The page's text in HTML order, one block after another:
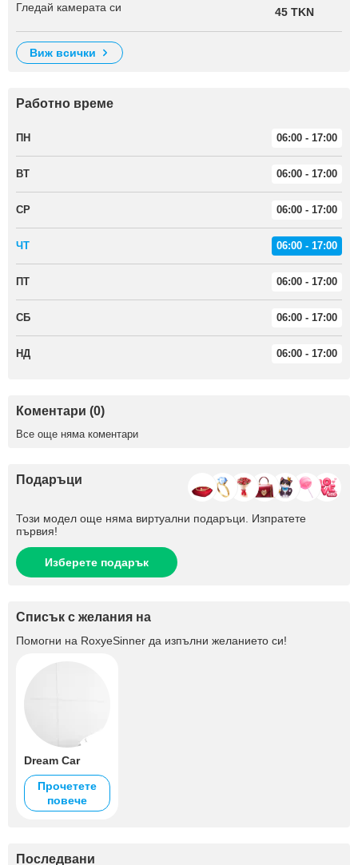
Гледай камерата си 45 TKN
виж всички
Работно време
ПН 06:00 - 17:00
ВТ 06:00 - 17:00
СР 06:00 - 17:00
ЧТ 06:00 - 17:00
ПТ 06:00 - 17:00
СБ 06:00 - 17:00
НД 06:00 - 17:00
Коментари (0)
Все още няма коментари
Подаръци
Този модел още няма виртуални подаръци. Изпратете
първия!
Изберете подарък
Списък с желания на
Помогни на RoxyeSinner да изпълни желанието си!
Dream Car
Прочетете
повече
Последвани